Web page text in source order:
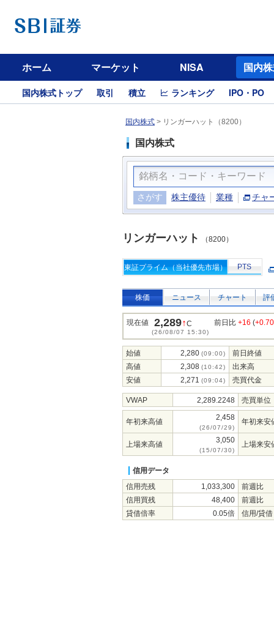
ホーム マーケット NISA 国内
国内株式トップ 取引 積立 ランキング IPO・PO
国内株式 > リンガーハット（8200）
国内株式
さがす 株主優待 業種 チャ
リンガーハット （8200）
東証プライム（当社優先市場） PTS
株価 ニュース チャート 評
現在値 2,289↑C
(26/08/07 15:30)
前日比 +16 (
始値 2,280 (09:00)
前日終値
高値
2,308 (10:42)
出来高
安値
2,271 (09:04) 売買代金
VWAP 2,289.2248 売買単位
年初来高値 2,458
(26/07/29)
年初来安
上場来高値 3,050
(15/07/30)
上場来安
信用データ
信用売残
1,033,300
前週比
信用買残
48,400
前週比
貸借倍率
0.05倍 信用/貸借